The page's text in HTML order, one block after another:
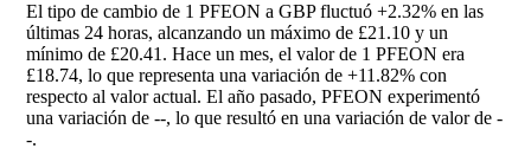
El tipo de cambio de 1 PFEON a GBP fluctuó +2.32% en las
últimas 24 horas, alcanzando un máximo de £21.10 y un
mínimo de £20.41. Hace un mes, el valor de 1 PFEON era
£18.74, lo que representa una variación de +11.82% con
respecto al valor actual. El año pasado, PFEON experimentó
una variación de --, lo que resultó en una variación de valor de -
-.